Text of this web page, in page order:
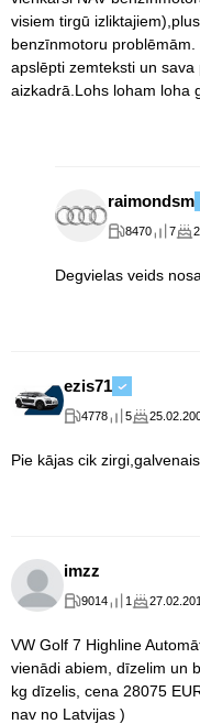
visiem tirgū
benzīnmotoru
apslēpti zemteksti un
aizkadrā.Lohs loham loha
raimondsm
8470 7
Degvielas veids
ezis71
4778 5
Pie kājas cik
imzz
9014 1
VW Golf 7 Highline
vienādi abiem, dīzelim un
kg dīzelis, cena 28075
nav no Latvijas )